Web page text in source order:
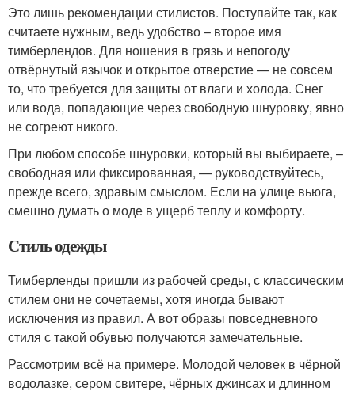
Это лишь рекомендации стилистов. Поступайте так, как
считаете нужным, ведь удобство – второе имя
тимберлендов. Для ношения в грязь и непогоду
отвёрнутый язычок и открытое отверстие — не совсем
то, что требуется для защиты от влаги и холода. Снег
или вода, попадающие через свободную шнуровку, явно
не согреют никого.
При любом способе шнуровки, который вы выбираете, –
свободная или фиксированная, — руководствуйтесь,
прежде всего, здравым смыслом. Если на улице вьюга,
смешно думать о моде в ущерб теплу и комфорту.
Стиль одежды
Тимберленды пришли из рабочей среды, с классическим
стилем они не сочетаемы, хотя иногда бывают
исключения из правил. А вот образы повседневного
стиля с такой обувью получаются замечательные.
Рассмотрим всё на примере. Молодой человек в чёрной
водолазке, сером свитере, чёрных джинсах и длинном